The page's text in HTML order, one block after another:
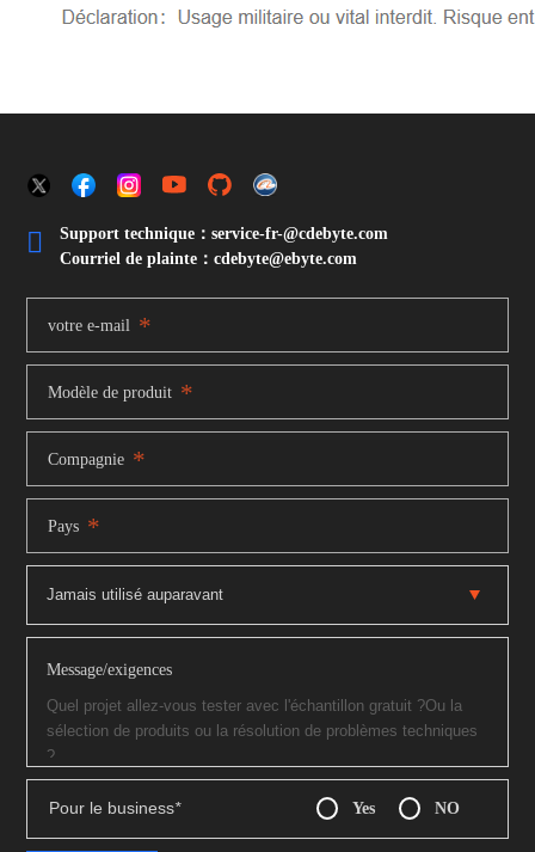

Support technique：service-fr-@cdebyte.com
Courriel de plainte：cdebyte@ebyte.com
votre e-mail *
Modèle de produit *
Compagnie *
Pays *
Message/exigences
Pour le business* Yes NO